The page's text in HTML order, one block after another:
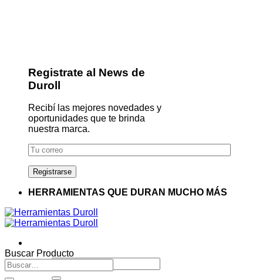
Registrate al News de
Duroll
Recibí las mejores novedades y
oportunidades que te brinda
nuestra marca.
HERRAMIENTAS QUE DURAN MUCHO MÁS
Buscar
por:
Buscar Producto
Buscar
por: